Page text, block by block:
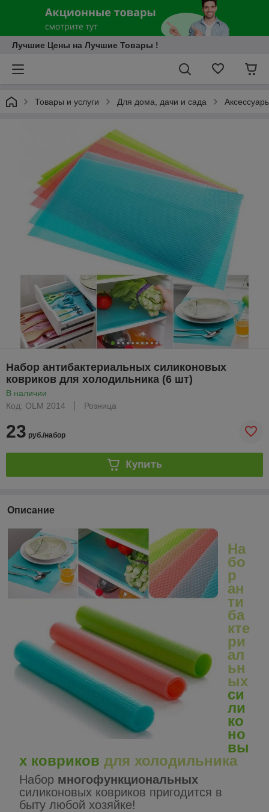
Лучшие Цены на Лучшие Товары !
Товары и услуги Для дома, дачи и сада
Набор антибактериальных силиконовых
ковриков для холодильника (6 шт)
В наличии
Код: OLM 2014
Розница
23 руб./набор
Купить
Описание
На
бо
р
ан
ти
ба
кте
ри
ал
ьн
ых
си
ли
ко
но
вы
х ковриков для холодильника
Набор многофункциональных
силиконовых ковриков пригодится в
быту любой хозяйке!